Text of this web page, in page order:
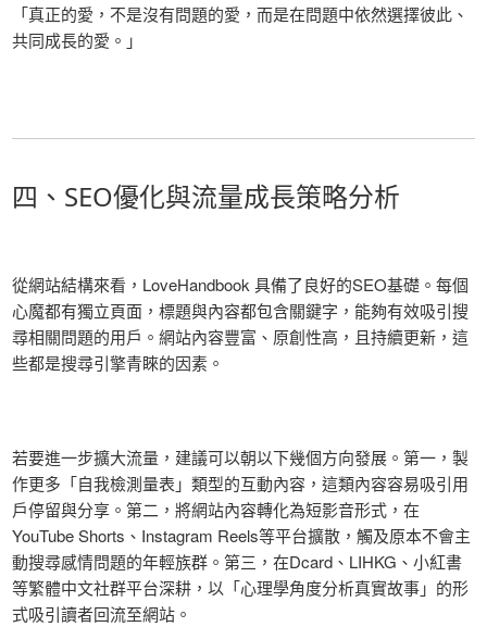
「真正的愛，不是沒有問題的愛，而是在問題中依然選擇彼此、
共同成長的愛。」
四、SEO優化與流量成長策略分析
從網站結構來看，LoveHandbook 具備了良好的SEO基礎。每個
心魔都有獨立頁面，標題與內容都包含關鍵字，能夠有效吸引搜
尋相關問題的用戶。網站內容豐富、原創性高，且持續更新，這
些都是搜尋引擎青睞的因素。
若要進一步擴大流量，建議可以朝以下幾個方向發展。第一，製
作更多「自我檢測量表」類型的互動內容，這類內容容易吸引用
戶停留與分享。第二，將網站內容轉化為短影音形式，在
YouTube Shorts、Instagram Reels等平台擴散，觸及原本不會主
動搜尋感情問題的年輕族群。第三，在Dcard、LIHKG、小紅書
等繁體中文社群平台深耕，以「心理學角度分析真實故事」的形
式吸引讀者回流至網站。